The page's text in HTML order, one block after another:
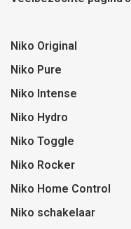
Niko Original
Niko Pure
Niko Intense
Niko Hydro
Niko Toggle
Niko Rocker
Niko Home Control
Niko schakelaar